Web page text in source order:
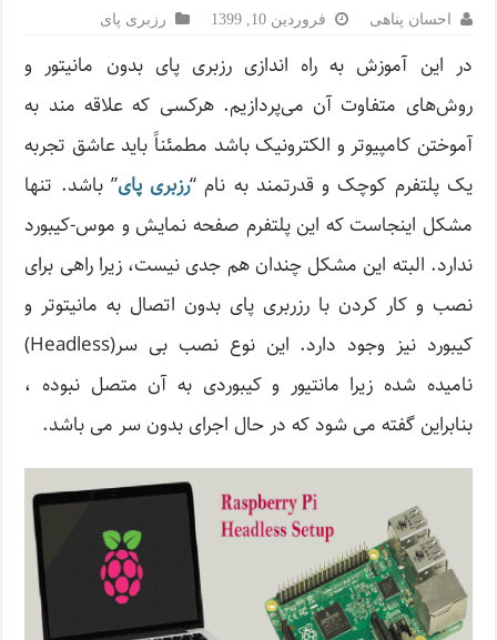
احسان پناهی فروردین 10, 1399 رزبری پای
در این آموزش به راه اندازی رزبری پای بدون مانیتور و
روش‌های متفاوت آن می‌پردازیم. هرکسی که علاقه مند به
آموختن کامپیوتر و الکترونیک باشد مطمئناً باید عاشق تجربه
یک پلتفرم کوچک و قدرتمند به نام “رزبری پای” باشد. تنها
مشکل اینجاست که این پلتفرم صفحه نمایش و موس-کیبورد
ندارد. البته این مشکل چندان هم جدی نیست، زیرا راهی برای
نصب و کار کردن با رزربری پای بدون اتصال به مانیتوتر و
کیبورد نیز وجود دارد. این نوع نصب بی سر(Headless)
نامیده شده زیرا مانتیور و کیبوردی به آن متصل نبوده ،
بنابراین گفته می شود که در حال اجرای بدون سر می باشد.